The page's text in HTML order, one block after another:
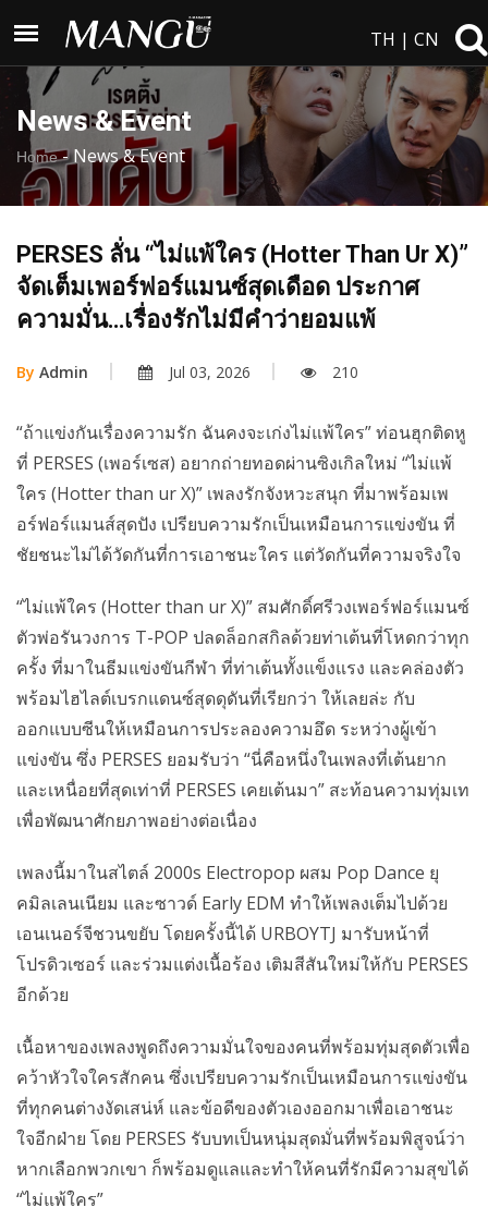
TH | CN
News & Event
Home- News & Event
PERSES ลั่น “ไม่แพ้ใคร (Hotter Than Ur X)”
จัดเต็มเพอร์ฟอร์แมนซ์สุดเดือด ประกาศ
ความมั่น…เรื่องรักไม่มีคำว่ายอมแพ้
By Admin Jul 03, 2026 210
“ถ้าแข่งกันเรื่องความรัก ฉันคงจะเก่งไม่แพ้ใคร” ท่อนฮุกติดหู
ที่ PERSES (เพอร์เซส) อยากถ่ายทอดผ่านซิงเกิลใหม่ “ไม่แพ้
ใคร (Hotter than ur X)” เพลงรักจังหวะสนุก ที่มาพร้อมเพ
อร์ฟอร์แมนส์สุดปัง เปรียบความรักเป็นเหมือนการแข่งขัน ที่
ชัยชนะไม่ได้วัดกันที่การเอาชนะใคร แต่วัดกันที่ความจริงใจ
“ไม่แพ้ใคร (Hotter than ur X)” สมศักดิ์ศรีวงเพอร์ฟอร์แมนซ์
ตัวพ่อรันวงการ T-POP ปลดล็อกสกิลด้วยท่าเต้นที่โหดกว่าทุก
ครั้ง ที่มาในธีมแข่งขันกีฬา ที่ท่าเต้นทั้งแข็งแรง และคล่องตัว
พร้อมไฮไลต์เบรกแดนซ์สุดดุดันที่เรียกว่า ให้เลยล่ะ กับ
ออกแบบซีนให้เหมือนการประลองความอึด ระหว่างผู้เข้า
แข่งขัน ซึ่ง PERSES ยอมรับว่า “นี่คือหนึ่งในเพลงที่เต้นยาก
และเหนื่อยที่สุดเท่าที่ PERSES เคยเต้นมา” สะท้อนความทุ่มเท
เพื่อพัฒนาศักยภาพอย่างต่อเนื่อง
เพลงนี้มาในสไตล์ 2000s Electropop ผสม Pop Dance ยุ
คมิลเลนเนียม และซาวด์ Early EDM ทำให้เพลงเต็มไปด้วย
เอนเนอร์จีชวนขยับ โดยครั้งนี้ได้ URBOYTJ มารับหน้าที่
โปรดิวเซอร์ และร่วมแต่งเนื้อร้อง เติมสีสันใหม่ให้กับ PERSES
อีกด้วย
เนื้อหาของเพลงพูดถึงความมั่นใจของคนที่พร้อมทุ่มสุดตัวเพื่อ
คว้าหัวใจใครสักคน ซึ่งเปรียบความรักเป็นเหมือนการแข่งขัน
ที่ทุกคนต่างงัดเสน่ห์ และข้อดีของตัวเองออกมาเพื่อเอาชนะ
ใจอีกฝ่าย โดย PERSES รับบทเป็นหนุ่มสุดมั่นที่พร้อมพิสูจน์ว่า
หากเลือกพวกเขา ก็พร้อมดูแลและทำให้คนที่รักมีความสุขได้
“ไม่แพ้ใคร”